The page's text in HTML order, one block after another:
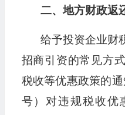
二、地方财政返
给予投资企业财
招商引资的常见方
税收等优惠政策的
号）对违规税收优